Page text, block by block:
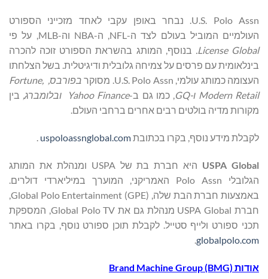
U.S. Polo Assn. נבחר באופן עקבי לאחד מזכייני הספורט
העולמיים המוביל בעולם לצד ה-NFL, ה-NBA וה-MLB, על פי
License Global. בנוסף, המותג בהשראת הספורט זוכה להכרה
בינלאומית עם פרסים על צמיחה גלובלית ודיגיטלית. בשל הצלחתו
העצומה כמותג עולמי, U.S. Polo Assn. מסוקר
בפורבס, Fortune,
Modern Retail ו-GQ , כמו גם ב-Yahoo Finance ובלומברג, בין
מקורות מדיה בולטים רבים אחרים ברחבי העולם.
לקבלת מידע נוסף, בקרו בכתובתuspoloassnglobal.com
.
USPA Global
היא חברת בת של USPA ומנהלת את המותג
הגלובלי Polo Assn האמריקני, המוערך במיליארדי דולרים.
באמצעות חברת הבת שלה, Global Polo Entertainment (GPE),
חברת USPA Global מנהלת גם את Global Polo TV, המספקת
תכני ספורט ולייף סטייל. לקבלת תוכן ספורט נוסף, בקרו באתר
globalpolo.com
.
אודות Brand Machine Group (BMG)